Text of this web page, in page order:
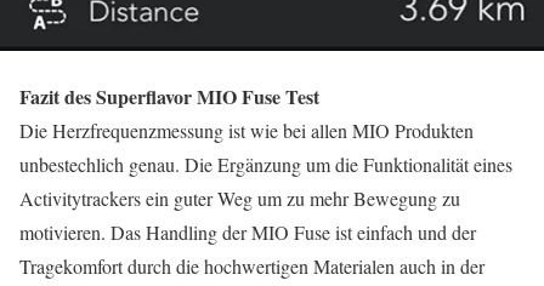
Fazit des Superflavor MIO Fuse Test
Die Herzfrequenzmessung ist wie bei allen MIO Produkten
unbestechlich genau. Die Ergänzung um die Funktionalität eines
Activitytrackers ein guter Weg um zu mehr Bewegung zu
motivieren. Das Handling der MIO Fuse ist einfach und der
Tragekomfort durch die hochwertigen Materialen auch in der